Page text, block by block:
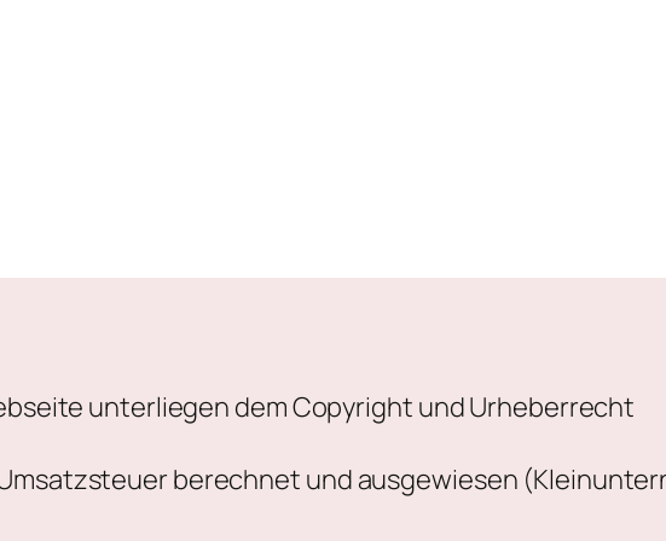
unterliegen dem Copyright und Urheberrecht
Umsatzsteuer berechnet und ausgewiesen